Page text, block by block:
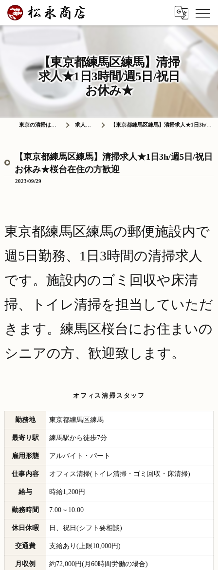
【東京都練馬区練馬】清掃
求人★1日3時間/週5日/祝日
お休み★
東京の清掃は株式会社松永商店 求人情報ブログ 【東京都練馬区練馬】清掃求人★1日3h/週5日/祝日お休み★桜台在住の方歓迎
【東京都練馬区練馬】清掃求人★1日3h/週5日/祝日
お休み★桜台在住の方歓迎
2023/09/29
東京都練馬区練馬の郵便施設内で
週5日勤務、1日3時間の清掃求人
です。施設内のゴミ回収や床清
掃、トイレ清掃を担当していただ
きます。練馬区桜台にお住まいの
シニアの方、歓迎致します。
オフィス清掃スタッフ
勤務地 東京都練馬区練馬
最寄り駅 練馬駅から徒歩7分
雇用形態 アルバイト・パート
仕事内容 オフィス清掃(トイレ清掃・ゴミ回収・床清掃)
給与 時給1,200円
勤務時間 7:00～10:00
休日休暇 日、祝日(シフト要相談)
交通費 支給あり(上限10,000円)
月収例 約72,000円(月60時間労働の場合)